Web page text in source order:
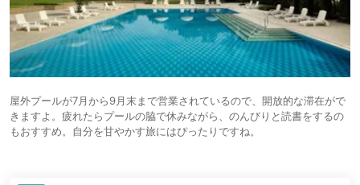
屋外プールが7月から9月末まで営業されているので、開放的な滞在がで
きますよ。疲れたらプールの脇で休みながら、のんびりと読書をするの
もおすすめ。自分を甘やかす旅にはぴったりですね。